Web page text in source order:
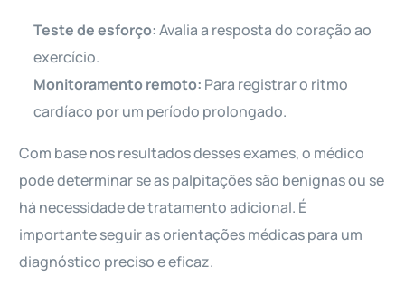
Teste de esforço:Avalia a resposta do coração ao
exercício.
Monitoramento remoto: Para registrar o ritmo
cardíaco por um período prolongado.
Com base nos resultados desses exames, o médico
pode determinar se as palpitações são benignas ou se
há necessidade de tratamento adicional. É
importante seguir as orientações médicas para um
diagnóstico preciso e eficaz.